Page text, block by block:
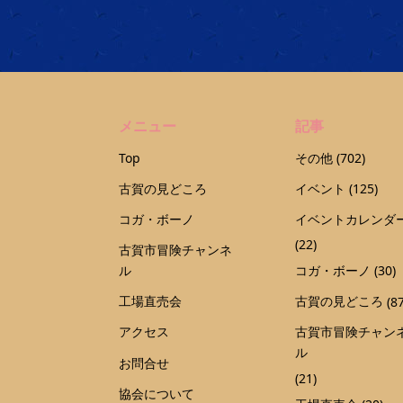
メニュー
Top
古賀の見どころ
コガ・ボーノ
古賀市冒険チャンネ
ル
工場直売会
アクセス
お問合せ
協会について
記事
その他 (702)
イベント (125)
イベントカレンダ
(22)
コガ・ボーノ (30)
古賀の見どころ
古賀市冒険チャン
ル
(21)